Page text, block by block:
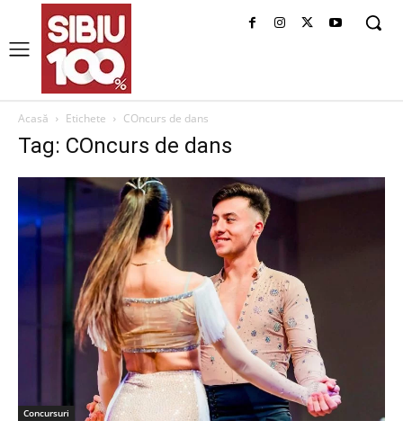
Acasă Etichete COncurs de dans
Tag: COncurs de dans
Concursuri